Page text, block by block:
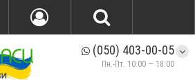
(050) 403-00-05
Пн.-Пт. 10:00 — 18:00